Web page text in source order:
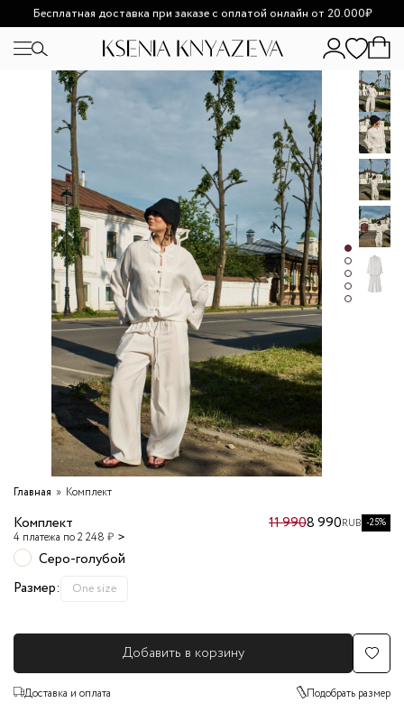
Возможно увеличение сроков доставки из-за высокой
загруженности.
Главная Комплект
Комплект
4 платежа по 2 248 ₽
11 9908 990RUB -25%
Серо-голубой
Размер:
One size
Добавить в корзину
Доставка и оплата Подобрать размер